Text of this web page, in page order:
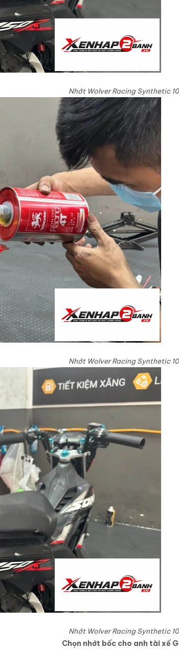
Nhớt Wolver Racing Synthetic
Nhớt Wolver Racing Synthetic
Nhớt Wolver Racing Synthetic
Chọn nhớt bốc cho anh tài xế